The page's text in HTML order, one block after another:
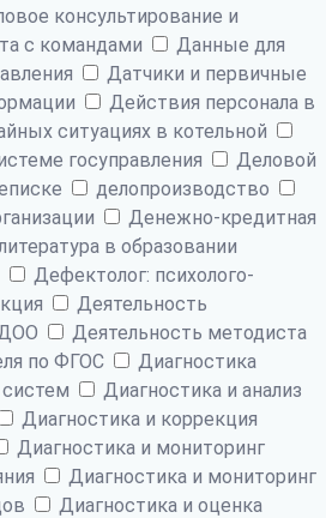
консультирование и
с командами
Данные для
Датчики и первичные
Действия персонала в
ситуациях в котельной
госуправления
Деловой
делопроизводство
Денежно-кредитная
в образовании
Дефектолог: психолого-
Деятельность
Деятельность методиста
по ФГОС
Диагностика
Диагностика и анализ
Диагностика и коррекция
Диагностика и мониторинг
Диагностика и мониторинг
Диагностика и оценка